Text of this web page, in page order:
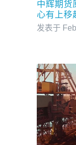
中辉期货
心有上移
发表于